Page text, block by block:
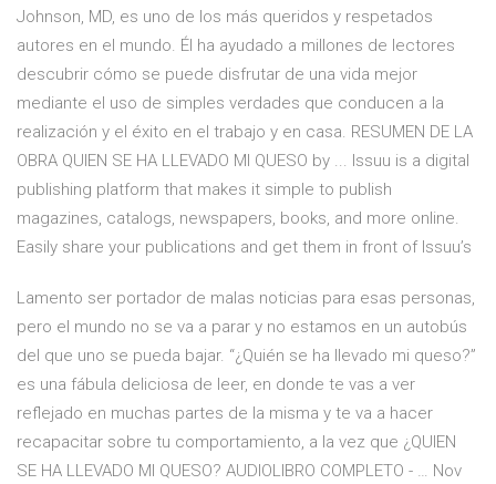
Johnson, MD, es uno de los más queridos y respetados
autores en el mundo. Él ha ayudado a millones de lectores
descubrir cómo se puede disfrutar de una vida mejor
mediante el uso de simples verdades que conducen a la
realización y el éxito en el trabajo y en casa. RESUMEN DE LA
OBRA QUIEN SE HA LLEVADO MI QUESO by ... Issuu is a digital
publishing platform that makes it simple to publish
magazines, catalogs, newspapers, books, and more online.
Easily share your publications and get them in front of Issuu’s
Lamento ser portador de malas noticias para esas personas,
pero el mundo no se va a parar y no estamos en un autobús
del que uno se pueda bajar. “¿Quién se ha llevado mi queso?”
es una fábula deliciosa de leer, en donde te vas a ver
reflejado en muchas partes de la misma y te va a hacer
recapacitar sobre tu comportamiento, a la vez que ¿QUIEN
SE HA LLEVADO MI QUESO? AUDIOLIBRO COMPLETO - … Nov